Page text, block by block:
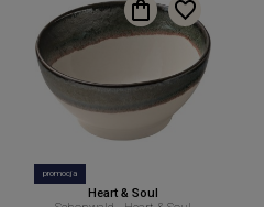
promocja
Heart & Soul